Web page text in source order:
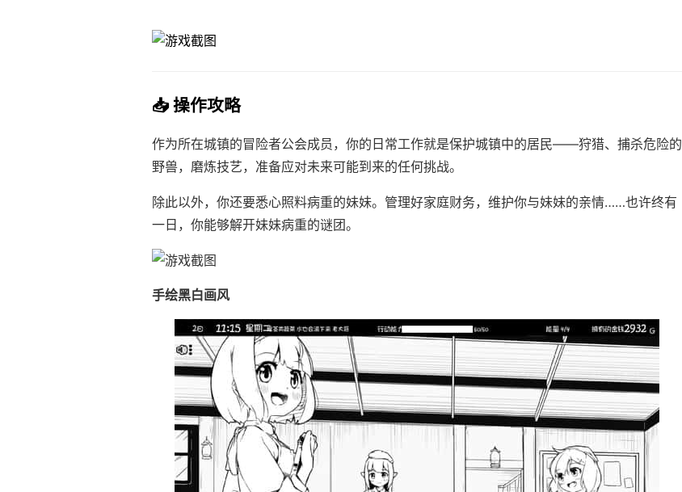
📥 操作攻略
作为所在城镇的冒险者公会成员，你的日常工作就是保护城镇中的居民——狩猎、捕杀危险的
野兽，磨炼技艺，准备应对未来可能到来的任何挑战。
除此以外，你还要悉心照料病重的妹妹。管理好家庭财务，维护你与妹妹的亲情……也许终有
一日，你能够解开妹妹病重的谜团。
手绘黑白画风